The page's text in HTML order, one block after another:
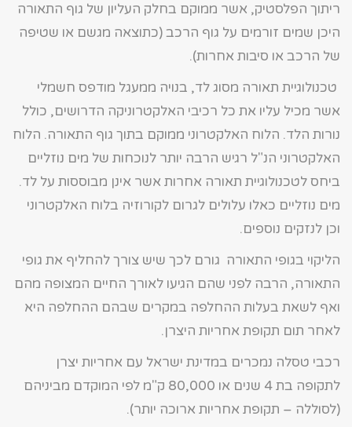
ריתוך הפלסטיק, אשר ממוקם בחלק העליון של גוף התאורה
היכן שמים זורמים על גוף הרכב (כתוצאה מגשם או שטיפה
של הרכב או סיבות אחרות).
טכנולוגיית תאורה מסוג לד, בנויה ממעגל מודפס חשמלי
אשר מכיל עליו את כל רכיבי האלקטרוניקה הדרושים, כולל
נורות הלד. הלוח האלקטרוני ממוקם בתוך גוף התאורה. הלוח
האלקטרוני הנ"ל רגיש הרבה יותר לנוכחות של מים נוזליים
ביחס לטכנולוגיית תאורה אחרות אשר אינן מבוססות על לד.
מים נוזליים כאלו עלולים לגרום לקורוזיה בלוח האלקטרוני
וכן לנזקים נוספים.
הליקוי בגופי התאורה גורם לכך שיש צורך להחליף את גופי
התאורה, הרבה לפני שהם הגיעו לאורך החיים המצופה מהם
ואף לשאת בעלות ההחלפה במקרים שבהם ההחלפה היא
לאחר תום תקופת אחריות היצרן.
רכבי טסלה נמכרים במדינת ישראל עם אחריות יצרן
לתקופה בת 4 שנים או 80,000 ק"מ לפי המוקדם מביניהם
(לסוללה – תקופת אחריות ארוכה יותר).